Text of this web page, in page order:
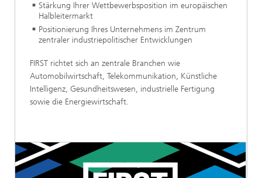
Stärkung Ihrer Wettbewerbsposition im europäischen
Halbleitermarkt
Positionierung Ihres Unternehmens im Zentrum
zentraler industriepolitischer Entwicklungen
FIRST richtet sich an zentrale Branchen wie
Automobilwirtschaft, Telekommunikation, Künstliche
Intelligenz, Gesundheitswesen, industrielle Fertigung
sowie die Energiewirtschaft.